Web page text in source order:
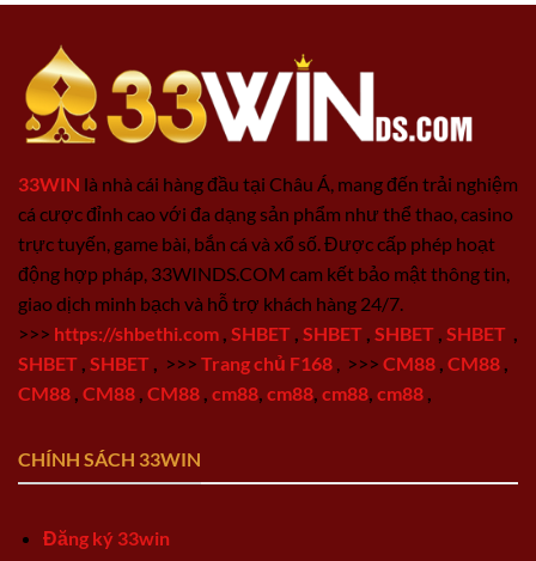
33WIN là nhà cái hàng đầu tại Châu Á, mang đến trải nghiệm
cá cược đỉnh cao với đa dạng sản phẩm như thể thao, casino
trực tuyến, game bài, bắn cá và xổ số. Được cấp phép hoạt
động hợp pháp, 33WINDS.COM cam kết bảo mật thông tin,
giao dịch minh bạch và hỗ trợ khách hàng 24/7.
>>> https://shbethi.com SHBET SHBET SHBET SHBET
SHBET SHBET >>> Trang chủ F168 >>> CM88 CM88
CM88 CM88 CM88 cm88 cm88 cm88 cm88
CHÍNH SÁCH 33WIN
Đăng ký 33win